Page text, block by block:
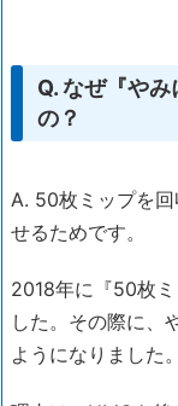
Q. なぜ『や
の？
A. 50枚ミップを
せるためです。
2018年に『50枚
した。その際に、
ようになりました。